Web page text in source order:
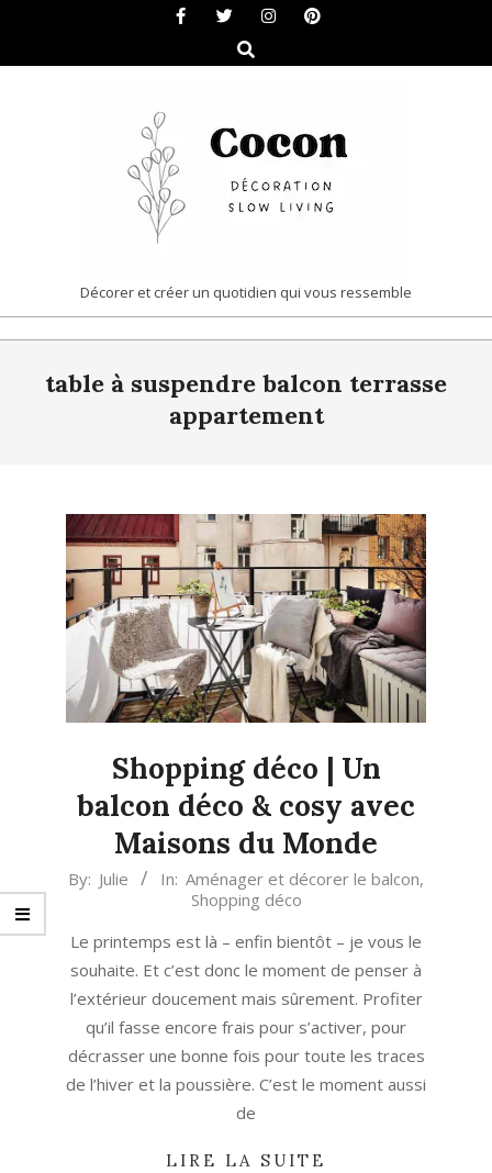
content
Search
COCON
|
DÉCORATION
Décorer et créer un quotidien qui vous ressemble
Navigationtable à suspendre balcon terrasse
appartement
Shopping déco | Un
balcon déco & cosy avec
Maisons du Monde
2023-
22
By: Julie In: Aménager et décorer le balcon,
Shopping déco
Le printemps est là – enfin bientôt – je vous le
souhaite. Et c’est donc le moment de penser à
l’extérieur doucement mais sûrement. Profiter
qu’il fasse encore frais pour s’activer, pour
décrasser une bonne fois pour toute les traces
de l’hiver et la poussière. C’est le moment aussi
de
LIRE LA SUITE